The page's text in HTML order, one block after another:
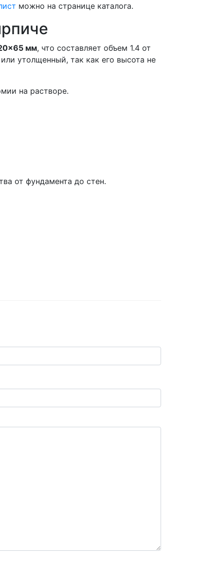
можно на странице каталога.
мм, что составляет объем 1.4 от
утолщенный, так как его высота не
на растворе.
от фундамента до стен.